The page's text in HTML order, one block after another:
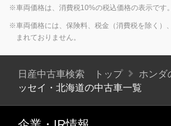
※車両価格は、消費税10%の税込価格の表示です
※車両価格には、保険料、税金（消費税を除く）
まれておりません。
日産中古車検索 トップ ホンダ
ッセイ・北海道の中古車一覧